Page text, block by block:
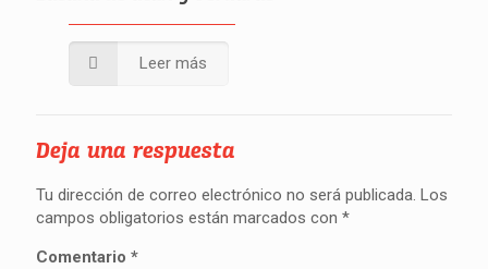
Leer más
Deja una respuesta
Tu dirección de correo electrónico no será publicada. Los
campos obligatorios están marcados con *
Comentario *